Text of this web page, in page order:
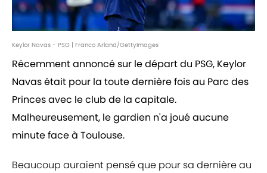
Keylor Navas - PSG | Franco Arland/GettyImages
Récemment annoncé sur le départ du PSG, Keylor
Navas était pour la toute dernière fois au Parc des
Princes avec le club de la capitale.
Malheureusement, le gardien n'a joué aucune
minute face à Toulouse.
Beaucoup auraient pensé que pour sa dernière au